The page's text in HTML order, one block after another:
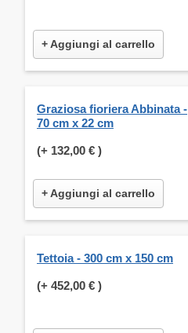
+ Aggiungi al carrello
Graziosa fioriera Abbinata -
70 cm x 22 cm
(+ 132,00 € )
+ Aggiungi al carrello
Tettoia - 300 cm x 150 cm
(+ 452,00 € )